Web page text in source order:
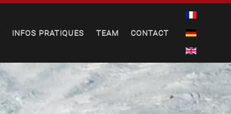
INFOS PRATIQUES TEAM CONTACT